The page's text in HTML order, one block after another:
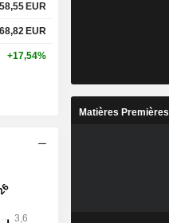
58,55 EUR
68,82 EUR
+17,54%
Matières Premières